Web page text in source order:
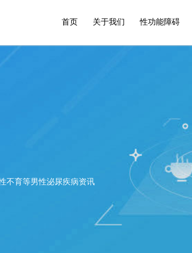
首页 关于我们 性功能障碍
不育等男性泌尿疾病资讯